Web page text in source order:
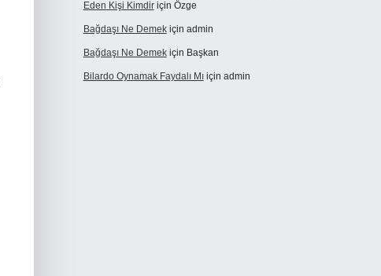
Eden Kişi Kimdiriçin Özge
Bağdaşı Ne Demekiçin admin
Bağdaşı Ne Demekiçin Başkan
Bilardo Oynamak Faydalı Mıiçin admin